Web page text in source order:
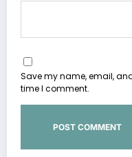
Save my name, email,
time I comment.